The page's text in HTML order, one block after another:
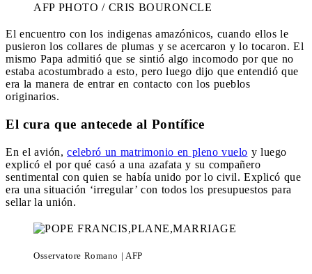
AFP PHOTO / CRIS BOURONCLE
El encuentro con los indigenas amazónicos, cuando ellos le
pusieron los collares de plumas y se acercaron y lo tocaron. El
mismo Papa admitió que se sintió algo incomodo por que no
estaba acostumbrado a esto, pero luego dijo que entendió que
era la manera de entrar en contacto con los pueblos
originarios.
El cura que antecede al Pontífice
En el avión, celebró un matrimonio en pleno vuelo y luego
explicó el por qué casó a una azafata y su compañero
sentimental con quien se había unido por lo civil. Explicó que
era una situación ‘irregular’ con todos los presupuestos para
sellar la unión.
Osservatore Romano | AFP